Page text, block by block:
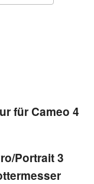
für Cameo 4
Portrait 3